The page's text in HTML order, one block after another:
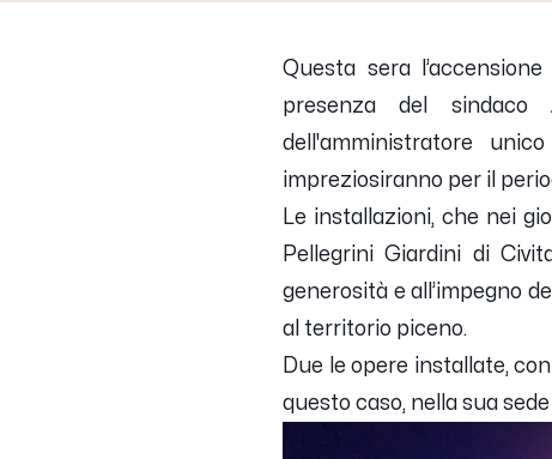
Questa sera
presenza del sindaco
dell'amministratore
impreziosiranno per il
Le installazioni, che nei
Pellegrini Giardini di
generosità e all’impegno
al territorio piceno.
Due le opere installate,
questo caso, nella sua